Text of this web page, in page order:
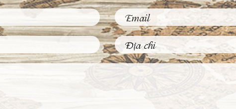
Phù Điêu Và Những Ứng Dụng
Thiết Thực Trong Đời Sống
Thường Ngày
Tượng Đồng Truyền Thống Việt